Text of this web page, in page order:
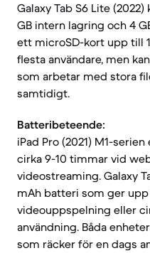
Galaxy Tab S6 Lite
GB intern lagring och 4
ett microSD-kort upp till
flesta användare, men
som arbetar med stora
samtidigt.
Batteribeteende:
iPad Pro (2021) M1-
cirka 9-10 timmar vid
videostreaming. Galaxy
mAh batteri som ger
videouppspelning eller
användning. Båda
som räcker för en dags